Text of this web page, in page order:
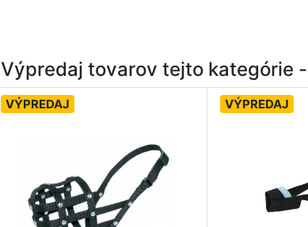
Výpredaj tovarov tejto kategórie
VÝPREDAJ VÝPREDAJ